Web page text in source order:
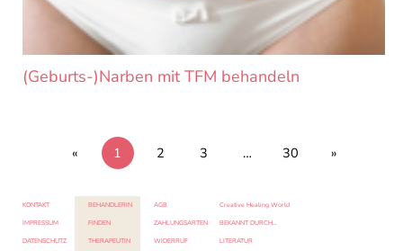
(Geburts-)Narben mit TFM behandeln
« 1 2 3 … 30 »
KONTAKT
IMPRESSUM
DATENSCHUTZ
BEHANDLERIN
FINDEN
THERAPEUTIN
Creative Healing World
BEKANNT DURCH…
LITERATUR
AGB
ZAHLUNGSARTEN
WIDERRUF